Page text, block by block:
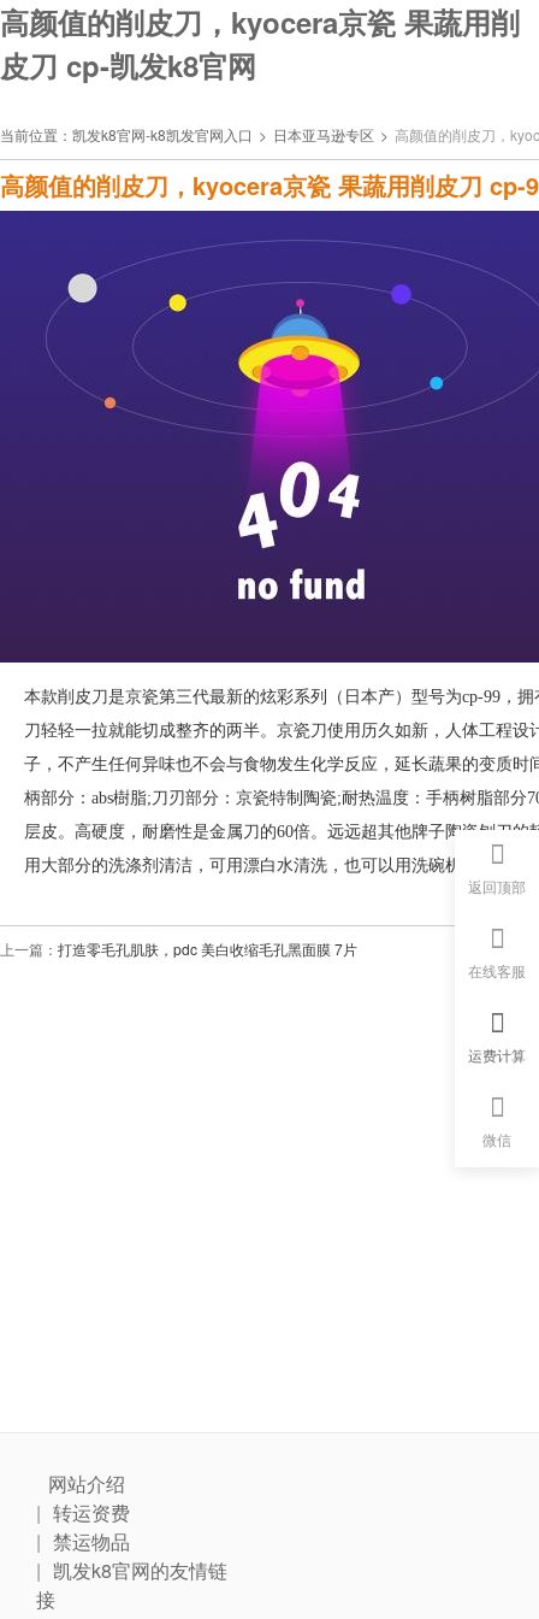
高颜值的削皮刀，kyocera京瓷 果蔬用削
皮刀 cp-凯发k8官网
当前位置： 凯发k8官网-k8凯发官网入口 > 日本亚马逊专区 > 高颜值的削皮刀，
高颜值的削皮刀，kyocera京瓷 果蔬用削皮刀 cp-
本款削皮刀是京瓷第三代最新的炫彩系列（日本产）型号为cp-99，
刀轻轻一拉就能切成整齐的两半。京瓷刀使用历久如新，人体工程
子，不产生任何异味也不会与食物发生化学反应，延长蔬果的变质
柄部分：abs樹脂;刀刃部分：京瓷特制陶瓷;耐热温度：手柄树脂部
层皮。高硬度，耐磨性是金属刀的60倍。远远超其他牌子陶瓷刨刀
用大部分的洗涤剂清洁，可用漂白水清洗，也可以用洗碗机清洗。
上一篇： 打造零毛孔肌肤，pdc 美白收缩毛孔黑面膜 7片
网站介绍
转运资费
禁运物品
凯发k8官网的友情链
接
返回顶部
在线客服
运费计算
微信